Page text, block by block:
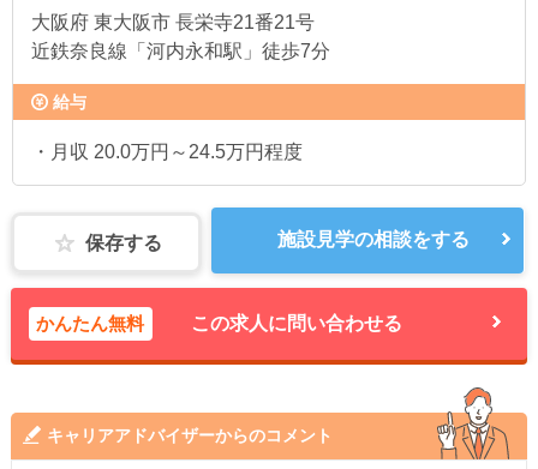
大阪府 東大阪市 長栄寺21番21号
近鉄奈良線「河内永和駅」徒歩7分
給与
・月収 20.0万円～24.5万円程度
保存する 施設見学の相談をする
かんたん無料 この求人に問い合わせる
キャリアアドバイザーからのコメント